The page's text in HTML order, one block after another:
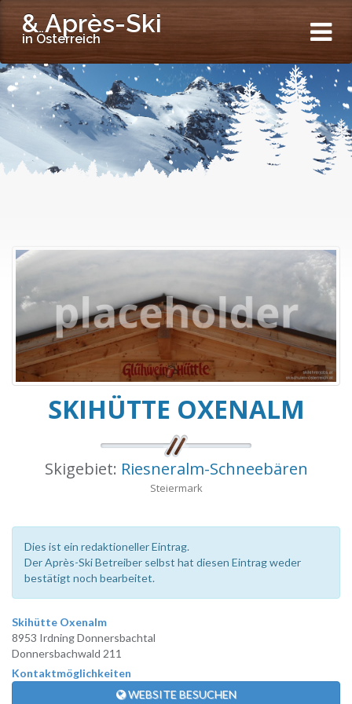
& Après-Ski
in Österreich
SKIHÜTTE OXENALM
Skigebiet: Riesneralm-Schneebären
Steiermark
Dies ist ein redaktioneller Eintrag.
Der Après-Ski Betreiber selbst hat diesen Eintrag weder
bestätigt noch bearbeitet.
Skihütte Oxenalm
8953 Irdning Donnersbachtal
Donnersbachwald 211
Kontaktmöglichkeiten
WEBSITE BESUCHEN